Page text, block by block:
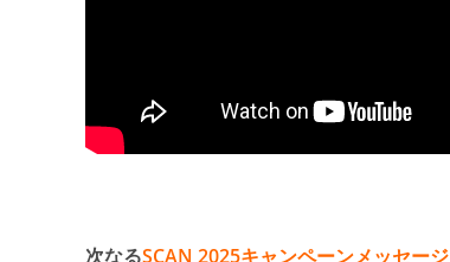
次なるSCAN 2025キャンペーンメッセージ